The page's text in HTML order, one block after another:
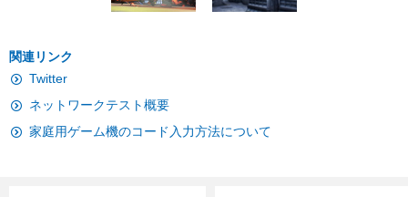
関連リンク
Twitter
ネットワークテスト概要
家庭用ゲーム機のコード入力方法について